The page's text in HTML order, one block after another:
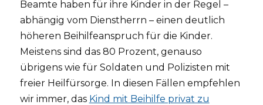
Beamte haben für ihre Kinder in der Regel –
abhängig vom Dienstherrn – einen deutlich
höheren Beihilfeanspruch für die Kinder.
Meistens sind das 80 Prozent, genauso
übrigens wie für Soldaten und Polizisten mit
freier Heilfürsorge. In diesen Fällen empfehlen
wir immer, das Kind mit Beihilfe privat zu